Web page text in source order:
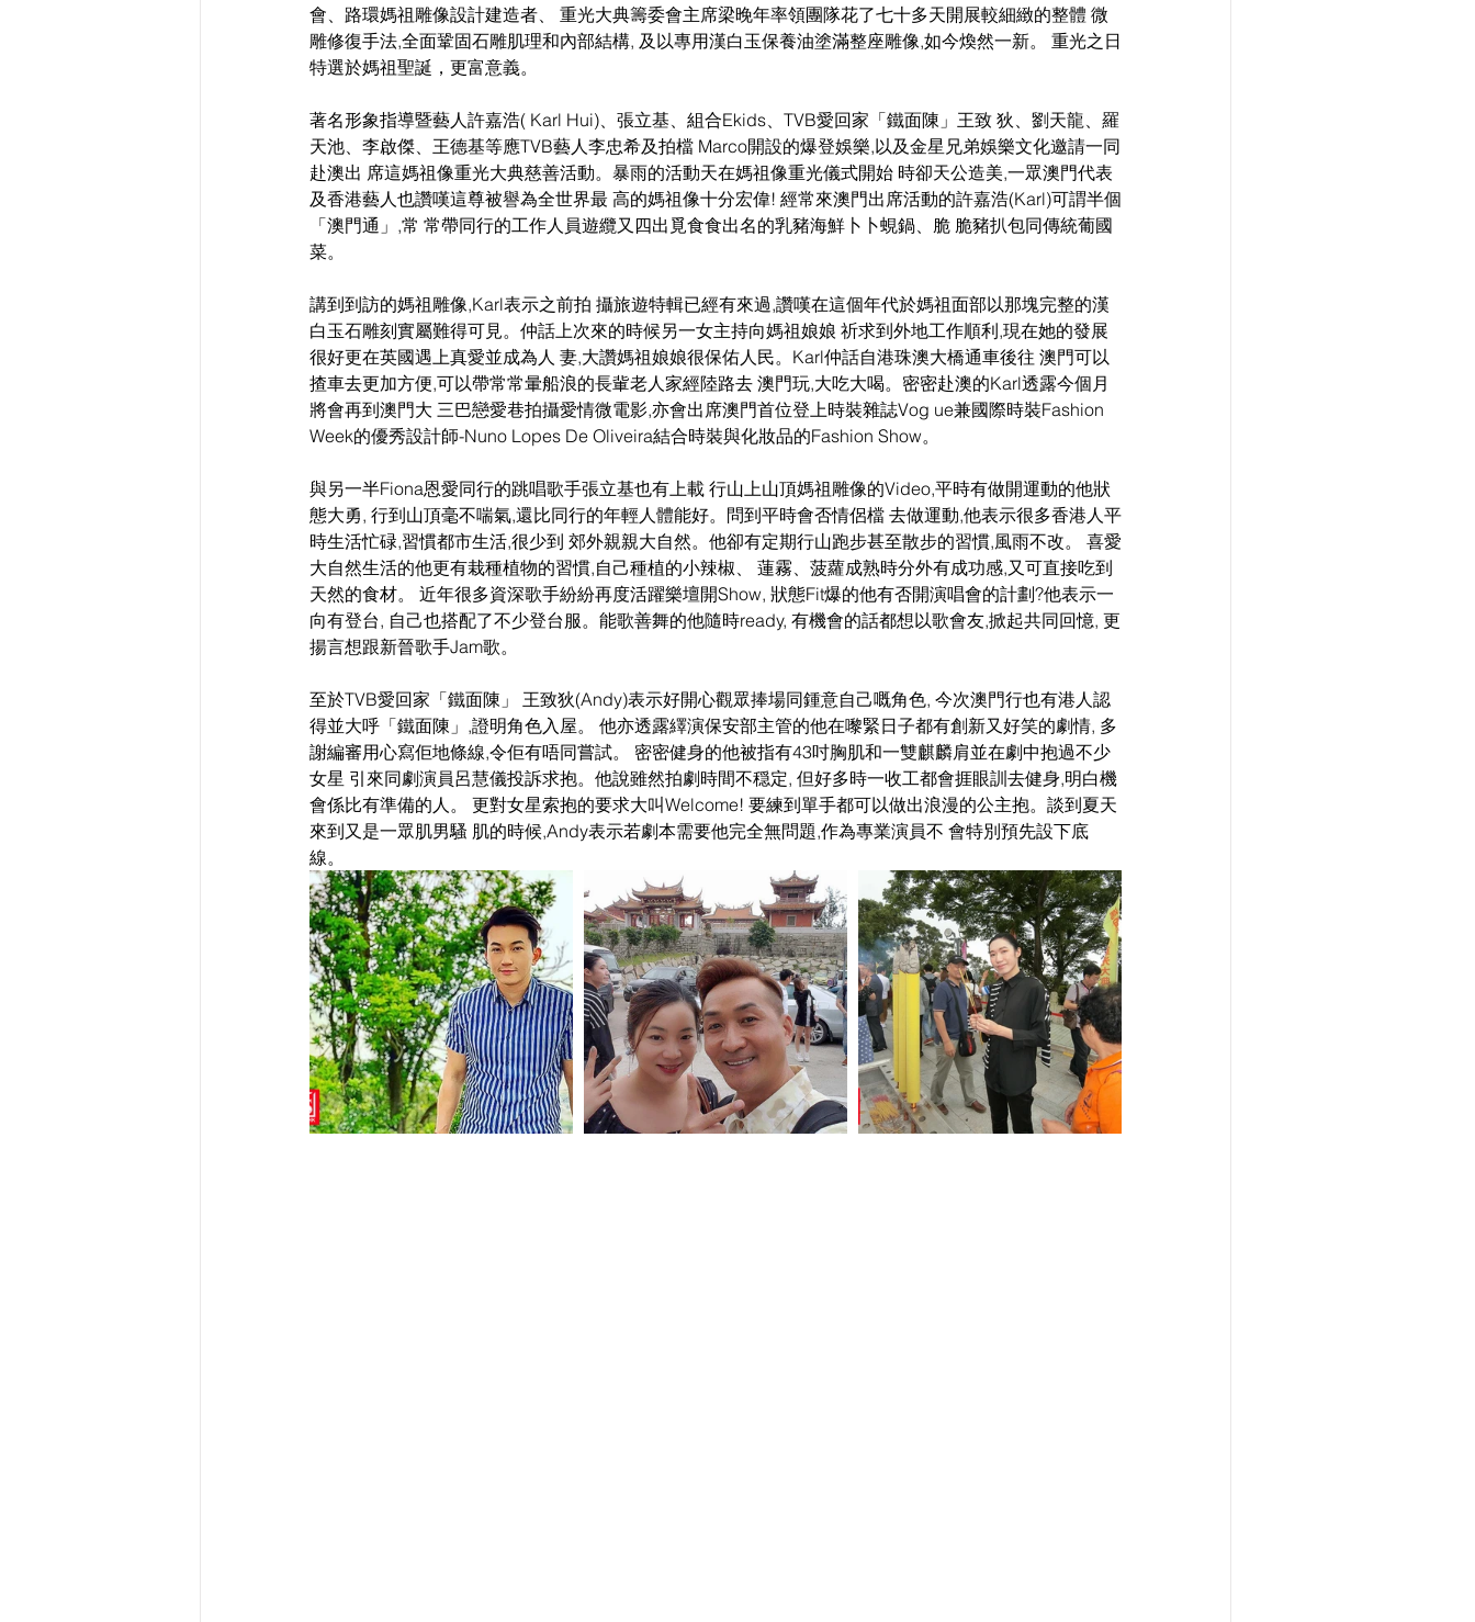
會、路環媽祖雕像設計建造者、 重光大典籌委會主席梁晚年率領團隊花了七十多天開展較細緻的整體 微
雕修復手法,全面鞏固石雕肌理和內部結構, 及以專用漢白玉保養油塗滿整座雕像,如今煥然一新。 重光之日
特選於媽祖聖誕，更富意義。
著名形象指導暨藝人許嘉浩( Karl Hui)、張立基、組合Ekids、TVB愛回家「鐵面陳」王致 狄、劉天龍、羅
天池、李啟傑、王德基等應TVB藝人李忠希及拍檔 Marco開設的爆登娛樂,以及金星兄弟娛樂文化邀請一同
赴澳出 席這媽祖像重光大典慈善活動。暴雨的活動天在媽祖像重光儀式開始 時卻天公造美,一眾澳門代表
及香港藝人也讚嘆這尊被譽為全世界最 高的媽祖像十分宏偉! 經常來澳門出席活動的許嘉浩(Karl)可謂半個
「澳門通」,常 常帶同行的工作人員遊纜又四出覓食食出名的乳豬海鮮卜卜蜆鍋、脆 脆豬扒包同傳統葡國
菜。
講到到訪的媽祖雕像,Karl表示之前拍 攝旅遊特輯已經有來過,讚嘆在這個年代於媽祖面部以那塊完整的漢
白玉石雕刻實屬難得可見。仲話上次來的時候另一女主持向媽祖娘娘 祈求到外地工作順利,現在她的發展
很好更在英國遇上真愛並成為人 妻,大讚媽祖娘娘很保佑人民。Karl仲話自港珠澳大橋通車後往 澳門可以
揸車去更加方便,可以帶常常暈船浪的長軰老人家經陸路去 澳門玩,大吃大喝。密密赴澳的Karl透露今個月
將會再到澳門大 三巴戀愛巷拍攝愛情微電影,亦會出席澳門首位登上時裝雜誌Vog ue兼國際時裝Fashion
Week的優秀設計師-Nuno Lopes De Oliveira結合時裝與化妝品的Fashion Show。
與另一半Fiona恩愛同行的跳唱歌手張立基也有上載 行山上山頂媽祖雕像的Video,平時有做開運動的他狀
態大勇, 行到山頂毫不喘氣,還比同行的年輕人體能好。問到平時會否情侶檔 去做運動,他表示很多香港人平
時生活忙碌,習慣都市生活,很少到 郊外親親大自然。他卻有定期行山跑步甚至散步的習慣,風雨不改。 喜愛
大自然生活的他更有栽種植物的習慣,自己種植的小辣椒、 蓮霧、菠蘿成熟時分外有成功感,又可直接吃到
天然的食材。 近年很多資深歌手紛紛再度活躍樂壇開Show, 狀態Fit爆的他有否開演唱會的計劃?他表示一
向有登台, 自己也搭配了不少登台服。能歌善舞的他隨時ready, 有機會的話都想以歌會友,掀起共同回憶, 更
揚言想跟新晉歌手Jam歌。
至於TVB愛回家「鐵面陳」 王致狄(Andy)表示好開心觀眾捧場同鍾意自己嘅角色, 今次澳門行也有港人認
得並大呼「鐵面陳」,證明角色入屋。 他亦透露繹演保安部主管的他在嚟緊日子都有創新又好笑的劇情, 多
謝編審用心寫佢地條線,令佢有唔同嘗試。 密密健身的他被指有43吋胸肌和一雙麒麟肩並在劇中抱過不少
女星 引來同劇演員呂慧儀投訴求抱。他說雖然拍劇時間不穏定, 但好多時一收工都會捱眼訓去健身,明白機
會係比有準備的人。 更對女星索抱的要求大叫Welcome! 要練到單手都可以做出浪漫的公主抱。談到夏天
來到又是一眾肌男騷 肌的時候,Andy表示若劇本需要他完全無問題,作為專業演員不 會特別預先設下底
線。